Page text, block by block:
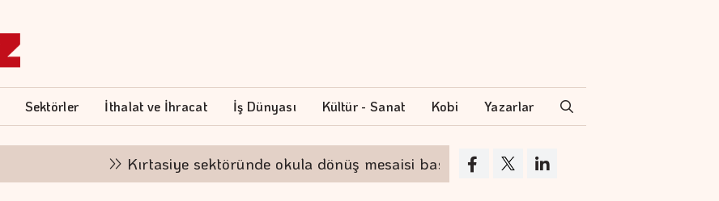
Sektörler İthalat ve İhracat İş Dünyası Kültür - Sanat Kobi Yazarlar
Kırtasiye sektöründe okula dönüş mesaisi başladı Çiftçilerin internet kullanımı 10